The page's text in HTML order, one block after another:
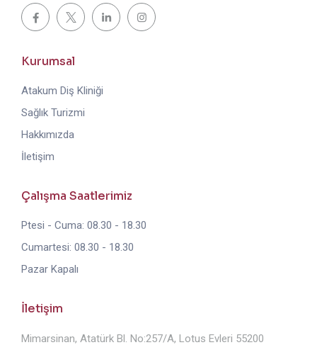
Kurumsal
Atakum Diş Kliniği
Sağlık Turizmi
Hakkımızda
İletişim
Çalışma Saatlerimiz
Ptesi - Cuma: 08.30 - 18.30
Cumartesi: 08.30 - 18.30
Pazar Kapalı
İletişim
Mimarsinan, Atatürk Bl. No:257/A, Lotus Evleri 55200